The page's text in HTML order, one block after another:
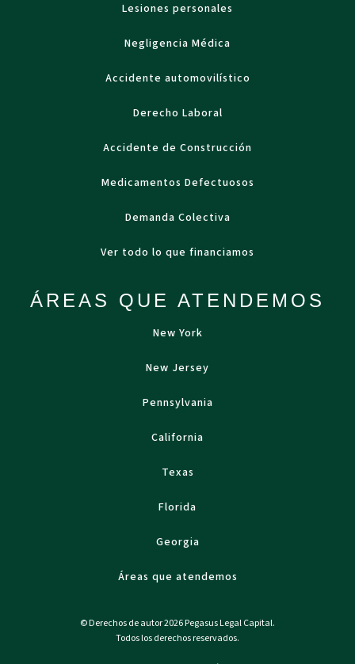
Lesiones personales
Negligencia Médica
Accidente automovilístico
Derecho Laboral
Accidente de Construcción
Medicamentos Defectuosos
Demanda Colectiva
Ver todo lo que financiamos
ÁREAS QUE ATENDEMOS
New York
New Jersey
Pennsylvania
California
Texas
Florida
Georgia
Áreas que atendemos
© Derechos de autor 2026 Pegasus Legal Capital.
Todos los derechos reservados.